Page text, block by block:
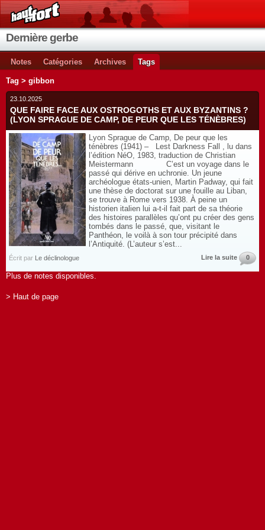
Dernière gerbe
Notes Catégories Archives Tags
Tag > gibbon
23.10.2025
QUE FAIRE FACE AUX OSTROGOTHS ET AUX BYZANTINS ?
(LYON SPRAGUE DE CAMP, DE PEUR QUE LES TÉNÈBRES)
Lyon Sprague de Camp, De peur que les
ténèbres (1941) – Lest Darkness Fall , lu dans
l’édition NéO, 1983, traduction de Christian
Meistermann C’est un voyage dans le
passé qui dérive en uchronie. Un jeune
archéologue états-unien, Martin Padway, qui fait
une thèse de doctorat sur une fouille au Liban,
se trouve à Rome vers 1938. À peine un
historien italien lui a-t-il fait part de sa théorie
des histoires parallèles qu’ont pu créer des gens
tombés dans le passé, que, visitant le
Panthéon, le voilà à son tour précipité dans
l’Antiquité. (L’auteur s’est...
Écrit par Le déclinologue Lire la suite 0
Plus de notes disponibles.
> Haut de page